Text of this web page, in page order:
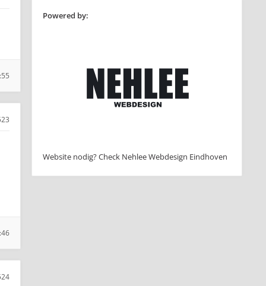
Powered by:
Website nodig? Check Nehlee Webdesign Eindhoven